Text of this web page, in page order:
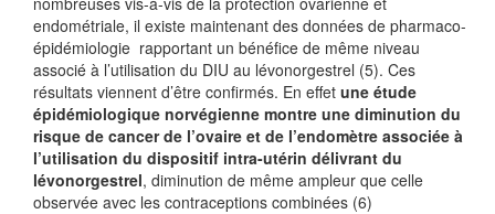
endométriale, il existe maintenant des données de pharmaco-
épidémiologie rapportant un bénéfice de même niveau
associé à l’utilisation du DIU au lévonorgestrel (5). Ces
résultats viennent d’être confirmés. En effet une étude
épidémiologique norvégienne montre une diminution du
risque de cancer de l’ovaire et de l’endomètre associée à
l’utilisation du dispositif intra-utérin délivrant du
lévonorgestrel, diminution de même ampleur que celle
observée avec les contraceptions combinées (6)